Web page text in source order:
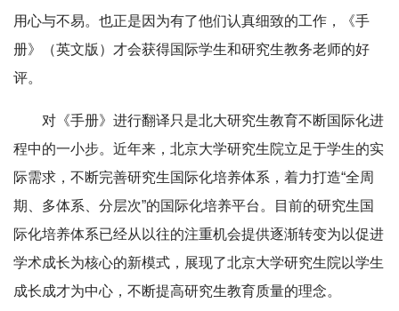
用心与不易。也正是因为有了他们认真细致的工作，《手
册》（英文版）才会获得国际学生和研究生教务老师的好
评。
对《手册》进行翻译只是北大研究生教育不断国际化进
程中的一小步。近年来，北京大学研究生院立足于学生的实
际需求，不断完善研究生国际化培养体系，着力打造“全周
期、多体系、分层次”的国际化培养平台。目前的研究生国
际化培养体系已经从以往的注重机会提供逐渐转变为以促进
学术成长为核心的新模式，展现了北京大学研究生院以学生
成长成才为中心，不断提高研究生教育质量的理念。